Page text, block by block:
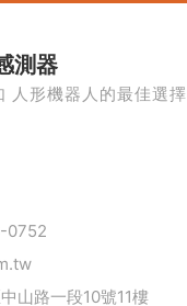
測器
人形機器人的最佳選擇
0752
山路一段10號11樓